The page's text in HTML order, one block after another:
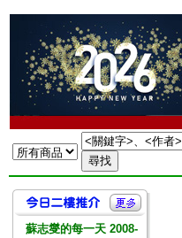
蘇志燮的每一天 2008-